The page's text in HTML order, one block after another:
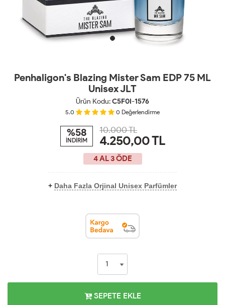
Penhaligon's Blazing Mister Sam EDP 75 ML
Unisex JLT
Ürün Kodu:C5F0I-1576
5.0 0 Değerlendirme
%58
İNDİRİM
10.000 TL
4.250,00TL
4 AL 3 ÖDE
+ Daha Fazla Orjinal Unisex Parfümler
SEPETE EKLE